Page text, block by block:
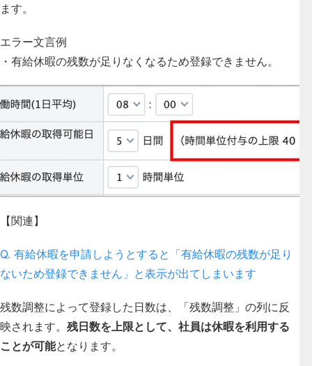
ます。
エラー文言例
・有給休暇の残数が足りなくなるため登録できません。
【関連】
Q. 有給休暇を申請しようとすると「有給休暇の残数が足り
ないため登録できません」と表示が出てしまいます
残数調整によって登録した日数は、「残数調整」の列に反
映されます。 残日数を上限として、社員は休暇を利用する
ことが可能となります。